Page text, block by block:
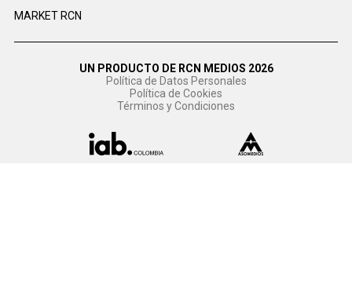
MARKET RCN
UN PRODUCTO DE RCN MEDIOS 2026
Política de Datos Personales
Política de Cookies
Términos y Condiciones